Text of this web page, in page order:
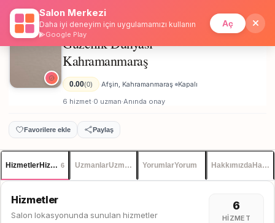
İstanbul Giriş Üye Ol
Anasayfa / Kahramanmaraş Güzellik Dünyası - Kahramanmaraş
Güzellik Dünyası -
Kahramanmaraş
0.00(0) ·Afşin, Kahramanmaraş· Kapalı
6 hizmet·0 uzman·Anında onay
Favorilere ekle Paylaş
HizmetlerHizmetler
6 UzmanlarUzmanlar YorumlarYorum Hakkımızda
Hizmetler
Salon lokasyonunda sunulan hizmetler
6
HIZMET
Salon Merkezi
Daha iyi deneyim için uygulamamızı kullanın
Google Play
Aç